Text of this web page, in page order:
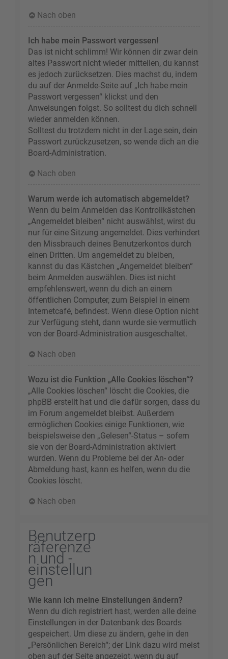
Nach oben
Ich habe mein Passwort vergessen!
Das ist nicht schlimm! Wir können dir zwar dein
altes Passwort nicht wieder mitteilen, du kannst
es jedoch zurücksetzen. Dies machst du, indem
du auf der Anmelde-Seite auf „Ich habe mein
Passwort vergessen“ klickst und den
Anweisungen folgst. So solltest du dich schnell
wieder anmelden können.
Solltest du trotzdem nicht in der Lage sein, dein
Passwort zurückzusetzen, so wende dich an die
Board-Administration.
Nach oben
Warum werde ich automatisch abgemeldet?
Wenn du beim Anmelden das Kontrollkästchen
„Angemeldet bleiben“ nicht auswählst, wirst du
nur für eine Sitzung angemeldet. Dies verhindert
den Missbrauch deines Benutzerkontos durch
einen Dritten. Um angemeldet zu bleiben,
kannst du das Kästchen „Angemeldet bleiben“
beim Anmelden auswählen. Dies ist nicht
empfehlenswert, wenn du dich an einem
öffentlichen Computer, zum Beispiel in einem
Internetcafé, befindest. Wenn diese Option nicht
zur Verfügung steht, dann wurde sie vermutlich
von der Board-Administration ausgeschaltet.
Nach oben
Wozu ist die Funktion „Alle Cookies löschen“?
„Alle Cookies löschen“ löscht die Cookies, die
phpBB erstellt hat und die dafür sorgen, dass du
im Forum angemeldet bleibst. Außerdem
ermöglichen Cookies einige Funktionen, wie
beispielsweise den „Gelesen“-Status – sofern
sie von der Board-Administration aktiviert
wurden. Wenn du Probleme bei der An- oder
Abmeldung hast, kann es helfen, wenn du die
Cookies löscht.
Nach oben
Benutzerp
räferenze
n und -
einstellun
gen
Wie kann ich meine Einstellungen ändern?
Wenn du dich registriert hast, werden alle deine
Einstellungen in der Datenbank des Boards
gespeichert. Um diese zu ändern, gehe in den
„Persönlichen Bereich“; der Link dazu wird meist
oben auf der Seite angezeigt, wenn du auf